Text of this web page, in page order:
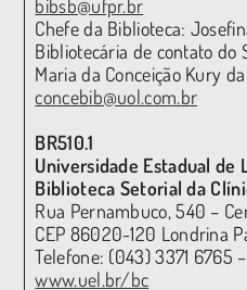
bibsb@ufpr.br
Chefe da Biblioteca:
Bibliotecária de contato do
Maria da Conceição Kury
concebib@uol.com.br
BR510.1
Universidade Estadual de
Biblioteca Setorial da
Rua Pernambuco, 540 –
CEP 86020-120 Londrina
Telefone: (043) 3371 6765
www.uel.br/bc